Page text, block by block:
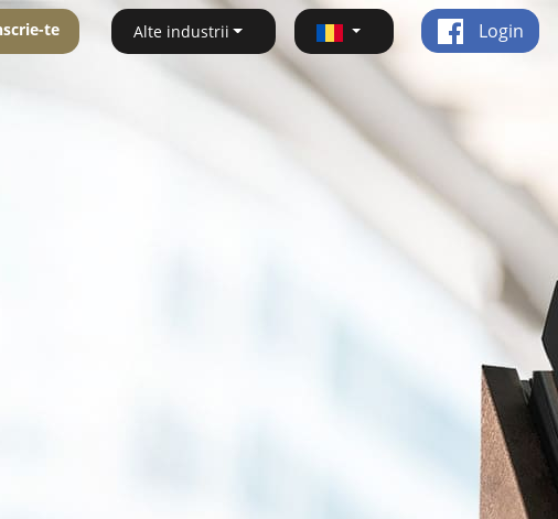
te Alte industrii Login